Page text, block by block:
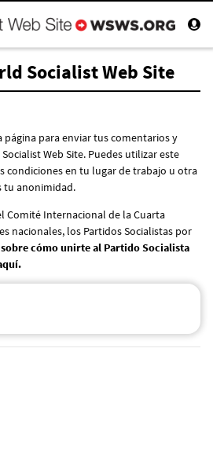
Socialist Web Site
para enviar tus comentarios y
Web Site. Puedes utilizar este
condiciones en tu lugar de trabajo u otra
tu anonimidad.
Comité Internacional de la Cuarta
nacionales, los Partidos Socialistas por
sobre cómo unirte al Partido Socialista
.